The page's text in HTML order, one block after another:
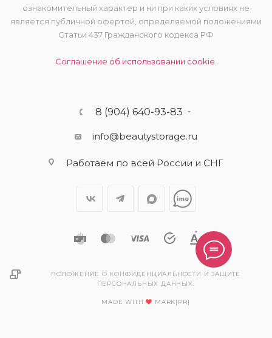
ознакомительный характер и ни при каких условиях не
является публичной офертой, определяемой положениями
Статьи 437 Гражданского кодекса РФ
Соглашение об использовании cookie.
8 (904) 640-93-83
info@beautystorage.ru
Работаем по всей России и СНГ
ПОЛОЖЕНИЕ О КОНФИДЕНЦИАЛЬНОСТИ И ЗАЩИТЕ
ПЕРСОНАЛЬНЫХ ДАННЫХ.
MADE WITH MARK[PR]